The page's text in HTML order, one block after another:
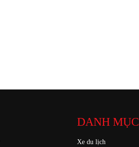
DANH MỤC
Xe du lịch